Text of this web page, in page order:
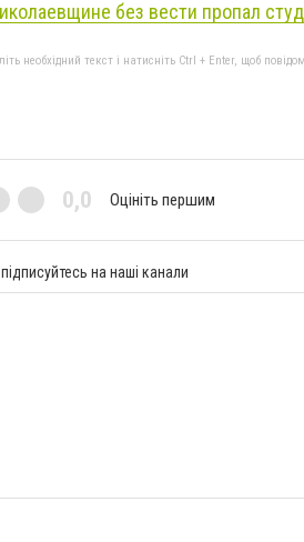
без вести пропал
необхідний текст і натисніть Ctrl + Enter, щоб
0,0 Оцініть першим
на наші канали